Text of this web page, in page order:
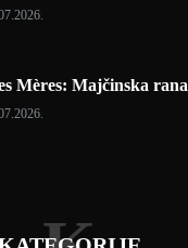
Mères: Majčinska rana